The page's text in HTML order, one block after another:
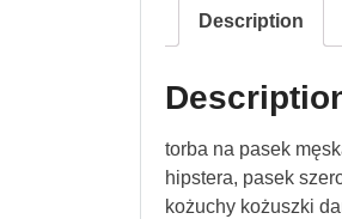
Description
torba na pasek
hipstera, pasek
kożuchy kożuszki